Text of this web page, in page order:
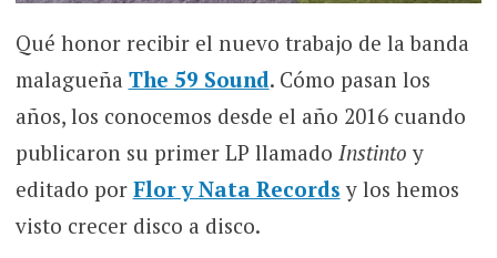
Qué honor recibir el nuevo trabajo de la banda
malagueña The 59 Sound. Cómo pasan los
años, los conocemos desde el año 2016 cuando
publicaron su primer LP llamado Instinto y
editado por Flor y Nata Records y los hemos
visto crecer disco a disco.